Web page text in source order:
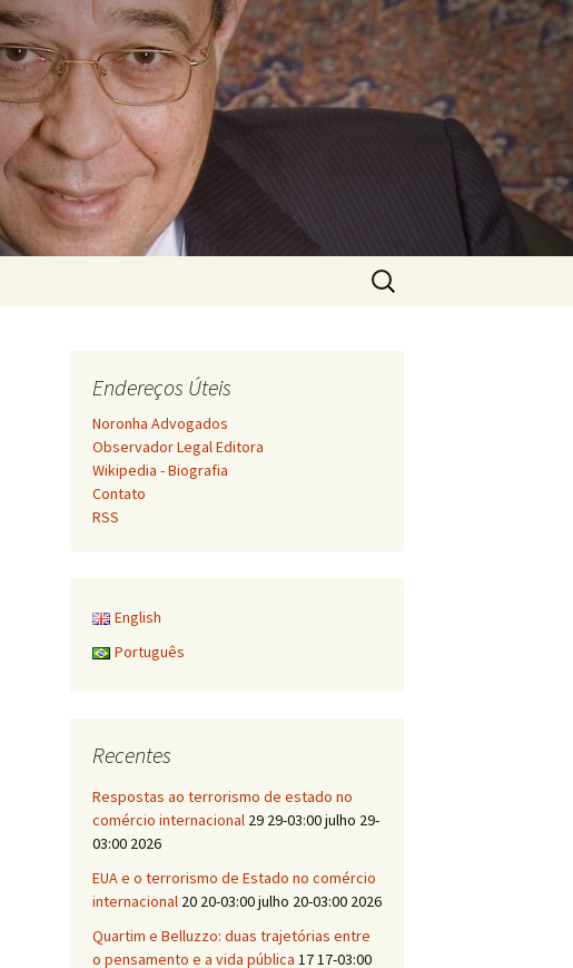
Pesquisar
por:
Endereços Úteis
Noronha Advogados
Observador Legal Editora
Wikipedia - Biografia
Contato
RSS
English
Português
Recentes
Respostas ao terrorismo de estado no
comércio internacional 29 29-03:00 julho 29-
03:00 2026
EUA e o terrorismo de Estado no comércio
internacional 20 20-03:00 julho 20-03:00 2026
Quartim e Belluzzo: duas trajetórias entre
o pensamento e a vida pública 17 17-03:00